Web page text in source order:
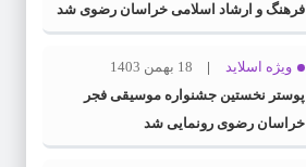
فرهنگ و ارشاد اسلامی خراسان رضوی شد
ویژه اسلاید
18 بهمن 1403
پوستر نخستین جشنواره موسیقی فجر
خراسان رضوی رونمایی شد